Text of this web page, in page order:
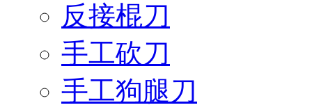
反接棍刀
手工砍刀
手工狗腿刀